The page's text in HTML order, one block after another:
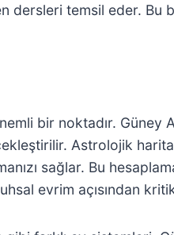
dersleri temsil eder. Bu
bir noktadır. Güney
Astrolojik
sağlar. Bu
evrim açısından